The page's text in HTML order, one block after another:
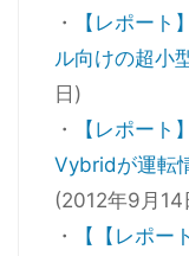
・
【レポー
ル向けの超小
日)
・
【レポー
Vybridが運転
(2012年9月14
・
【【レポ